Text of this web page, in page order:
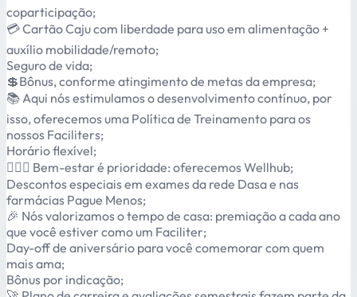
coparticipação;
💳 Cartão Caju com liberdade para uso em alimentação +
auxílio mobilidade/remoto;
Seguro de vida;
💲Bônus, conforme atingimento de metas da empresa;
📚 Aqui nós estimulamos o desenvolvimento contínuo, por
isso, oferecemos uma Política de Treinamento para os
nossos Faciliters;
Horário flexível;
🏋🏿‍♀️ Bem-estar é prioridade: oferecemos Wellhub;
Descontos especiais em exames da rede Dasa e nas
farmácias Pague Menos;
🎉 Nós valorizamos o tempo de casa: premiação a cada ano
que você estiver como um Faciliter;
Day-off de aniversário para você comemorar com quem
mais ama;
Bônus por indicação;